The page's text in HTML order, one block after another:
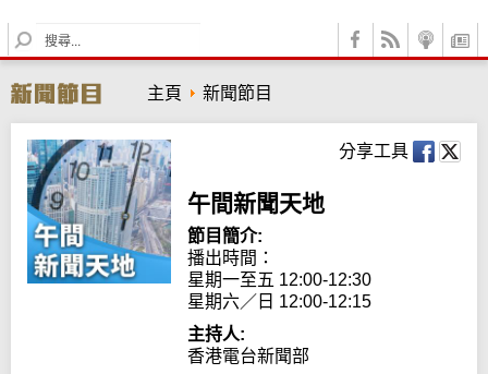
S
e
r
c
h
主頁 新聞節目
分享工具
午間新聞天地
節目簡介:
播出時間：
星期一至五 12:00-12:30
星期六／日 12:00-12:15
主持人:
香港電台新聞部